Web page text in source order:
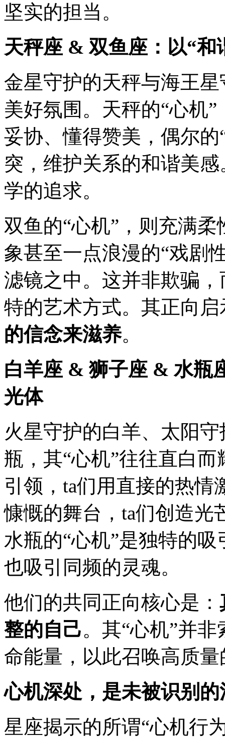
坚实的担当。
天秤座 & 双鱼座：以“
金星守护的天秤与海王
美好氛围。天秤的“心机
妥协、懂得赞美，偶尔
突，维护关系的和谐美
学的追求。
双鱼的“心机”，则充满
象甚至一点浪漫的“戏剧
滤镜之中。这并非欺骗
特的艺术方式。其正向启
的信念来滋养。
白羊座 & 狮子座 & 水瓶
光体
火星守护的白羊、太阳
瓶，其“心机”往往直白
引领，ta们用直接的热情
慷慨的舞台，ta们创造光
水瓶的“心机”是独特的
也吸引同频的灵魂。
他们的共同正向核心是：
整的自己。其“心机”并
命能量，以此召唤高质
心机深处，是未被识别的
星座揭示的所谓“心机行